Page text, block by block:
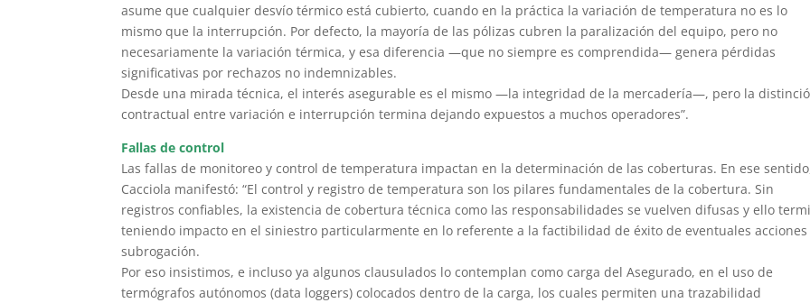
asume que cualquier desvío térmico está cubierto, cuando en la práctica la variación de temperatura no es lo
mismo que la interrupción. Por defecto, la mayoría de las pólizas cubren la paralización del equipo, pero no
necesariamente la variación térmica, y esa diferencia —que no siempre es comprendida— genera pérdidas
significativas por rechazos no indemnizables.
Desde una mirada técnica, el interés asegurable es el mismo —la integridad de la mercadería—, pero la
contractual entre variación e interrupción termina dejando expuestos a muchos operadores”.
Fallas de control
Las fallas de monitoreo y control de temperatura impactan en la determinación de las coberturas. En ese
Cacciola manifestó: “El control y registro de temperatura son los pilares fundamentales de la cobertura. Sin
registros confiables, la existencia de cobertura técnica como las responsabilidades se vuelven difusas y ello
teniendo impacto en el siniestro particularmente en lo referente a la factibilidad de éxito de eventuales acciones
subrogación.
Por eso insistimos, e incluso ya algunos clausulados lo contemplan como carga del Asegurado, en el uso de
termógrafos autónomos (data loggers) colocados dentro de la carga, los cuales permiten una trazabilidad